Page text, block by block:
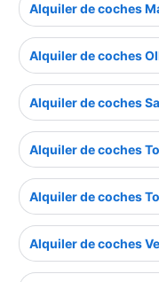
Alquiler de coches
Alquiler de coches
Alquiler de coches
Alquiler de coches
Alquiler de coches
Alquiler de coches